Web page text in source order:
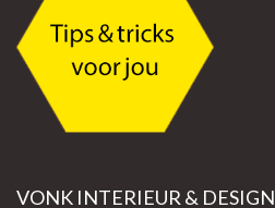
VONK INTERIEUR & DESIGN